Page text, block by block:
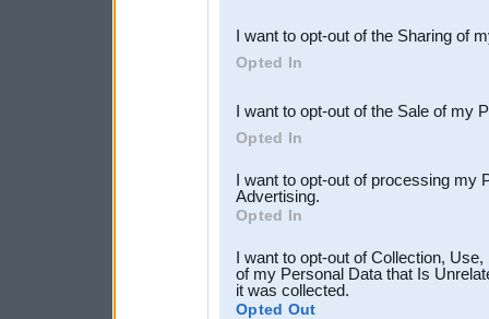
Downstream Participants
third parties.
I want to opt-out of the Sharing of
Opted In
I want to opt-out of the Sale of my
Opted In
I want to opt-out of processing my
Advertising.
Opted In
I want to opt-out of Collection,
of my Personal Data that Is
it was collected.
Opted Out